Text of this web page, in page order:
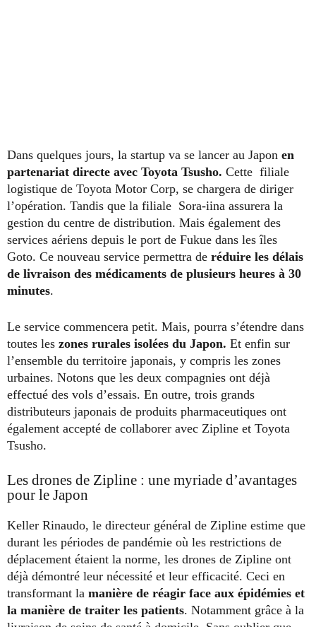
Dans quelques jours, la startup va se lancer au Japon en
partenariat directe avec Toyota Tsusho. Cette filiale
logistique de Toyota Motor Corp, se chargera de diriger
l’opération. Tandis que la filiale Sora-iina assurera la
gestion du centre de distribution. Mais également des
services aériens depuis le port de Fukue dans les îles
Goto. Ce nouveau service permettra de réduire les délais
de livraison des médicaments de plusieurs heures à 30
minutes.
Le service commencera petit. Mais, pourra s’étendre dans
toutes les zones rurales isolées du Japon. Et enfin sur
l’ensemble du territoire japonais, y compris les zones
urbaines. Notons que les deux compagnies ont déjà
effectué des vols d’essais. En outre, trois grands
distributeurs japonais de produits pharmaceutiques ont
également accepté de collaborer avec Zipline et Toyota
Tsusho.
Les drones de Zipline : une myriade d’avantages
pour le Japon
Keller Rinaudo, le directeur général de Zipline estime que
durant les périodes de pandémie où les restrictions de
déplacement étaient la norme, les drones de Zipline ont
déjà démontré leur nécessité et leur efficacité. Ceci en
transformant la manière de réagir face aux épidémies et
la manière de traiter les patients. Notamment grâce à la